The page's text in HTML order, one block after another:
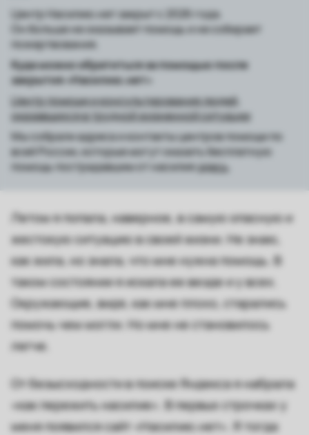
Центр Насилию.нет закрыт с 2026 года.
Он больше не оказывает помощь и не собирает
пожертвования.
Куда можно обратиться за помощью после
закрытия «Насилию.нет»
Центр помощи и консультирования людей,
оказавшихся в трудной жизненной ситуации
Мы собрали адреса и контакты центров помощи по
всей России, которые могут оказать бесплатную
помощь пострадавшим от насилияздесь
Летом я попала, наверное, в самую опасную и
жестокую ситуацию в своей жизни. Не знаю,
как жила, но знала, что мне нужна помощь. В
таком состоянии я искала ее везде и у всех.
Окружающие, видя, как мне плохо, старались
помочь чем могли. Но мне не становилось
легче.
От безысходности в поиске Яндекса я набрала
«как пережить насилие». В первых строчках у
меня появился сайт «Насилию.нет». Я тогда